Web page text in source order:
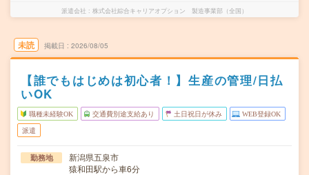
派遣会社 株式会社綜合キャリアオプション 製造事業部（全国）
未読 掲載日 2026/08/05
【誰でもはじめは初心者！】生産の管理/日払
いOK
職種未経験OK 交通費別途支給あり 土日祝日が休み WEB登録OK
派遣
勤務地
新潟県五泉市
猿和田駅から車6分